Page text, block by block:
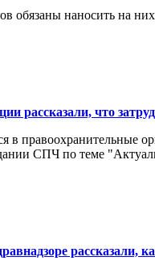
обязаны наносить на
рассказали, что
правоохранительные
СПЧ по теме
рассказали,